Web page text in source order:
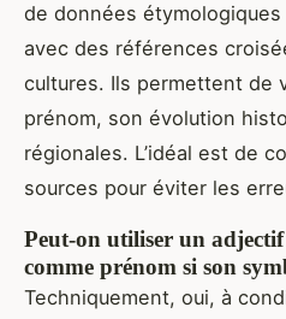
de données
avec des références
cultures. Ils permettent de
prénom, son évolution
régionales. L’idéal est de
sources pour éviter les
Peut-on utiliser un
comme prénom si son
Techniquement, oui, à